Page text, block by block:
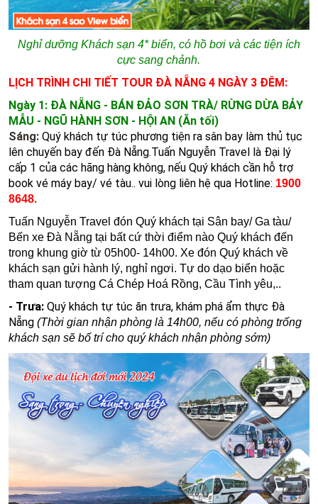
Nghỉ dưỡng Khách sạn 4* biển, có hồ bơi và các tiện ích
cực sang chảnh.
LỊCH TRÌNH CHI TIẾT TOUR ĐÀ NẴNG 4 NGÀY 3 ĐÊM:
Ngày 1: ĐÀ NẴNG - BÁN ĐẢO SƠN TRÀ/ RỪNG DỪA BẢY
MẪU - NGŨ HÀNH SƠN - HỘI AN (Ăn tối)
Sáng: Quý khách tự túc phương tiện ra sân bay làm thủ tục
lên chuyến bay đến Đà Nẵng.Tuấn Nguyễn Travel là Đại lý
cấp 1 của các hãng hàng không, nếu Quý khách cần hỗ trợ
book vé máy bay/ vé tàu.. vui lòng liên hệ qua Hotline: 1900
8648.
Tuấn Nguyễn Travel đón Quý khách tại Sân bay/ Ga tàu/
Bến xe Đà Nẵng tại bất cứ thời điểm nào Quý khách đến
trong khung giờ từ 05h00- 14h00. Xe đón Quý khách về
khách sạn gửi hành lý, nghỉ ngơi.Tự do dạo biển hoặc
tham quan tượng Cá Chép Hoá Rồng, Cầu Tình yêu,..
- Trưa: Quý khách tự túc ăn trưa, khám phá ẩm thực Đà
Nẵng (Thời gian nhận phòng là 14h00, nếu có phòng trống
khách sạn sẽ bố trí cho quý khách nhận phòng sớm)